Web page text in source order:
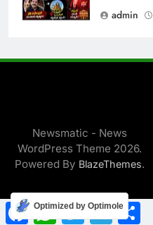
admin
Newsmatic - News
WordPress Theme 2026.
Powered By BlazeThemes.
FacebookWhatsApp
TwitterTelegram
Optimized by Optimole